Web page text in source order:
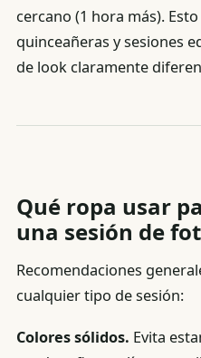
cercano (1 hora más).
quinceañeras y sesiones
de look claramente
Qué ropa usar
una sesión de
Recomendaciones
cualquier tipo de sesión:
Colores sólidos. Evita